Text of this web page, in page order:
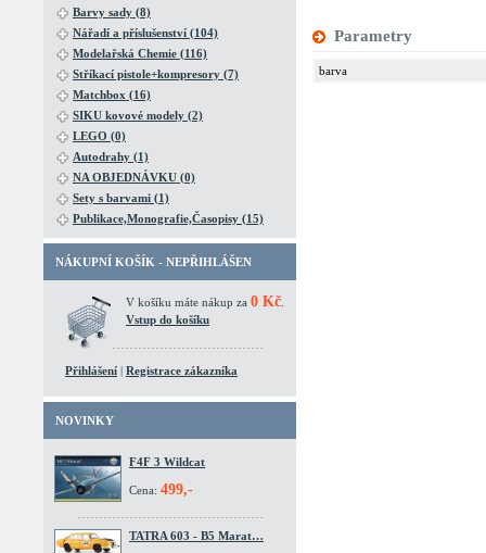
Barvy sady (8)
Nářadí a příslušenství (104)
Modelařská Chemie (116)
Stříkací pistole+kompresory (7)
Matchbox (16)
SIKU kovové modely (2)
LEGO (0)
Autodrahy (1)
NA OBJEDNÁVKU (0)
Sety s barvami (1)
Publikace,Monografie,Časopisy (15)
NÁKUPNÍ KOŠÍK - NEPŘIHLÁŠEN
V košíku máte nákup za 0 Kč
Vstup do košíku
Přihlášení | Registrace zákazníka
NOVINKY
F4F 3 Wildcat
Cena: 499,-
TATRA 603 - B5 Marat…
Parametry
barva